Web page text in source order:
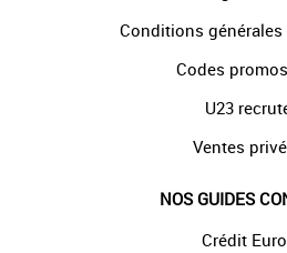
Conditions
Codes
U23
Ventes
NOS GUIDES
Crédit